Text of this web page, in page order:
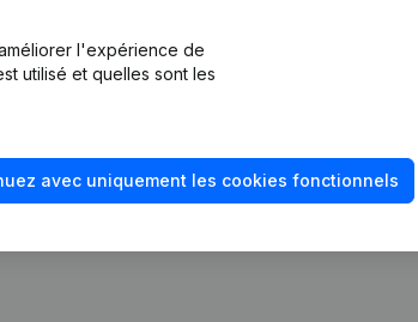
l'expérience de
utilisé et quelles sont les
avec uniquement les cookies fonctionnels
des comptes annuels
Vérification de la solvabilité